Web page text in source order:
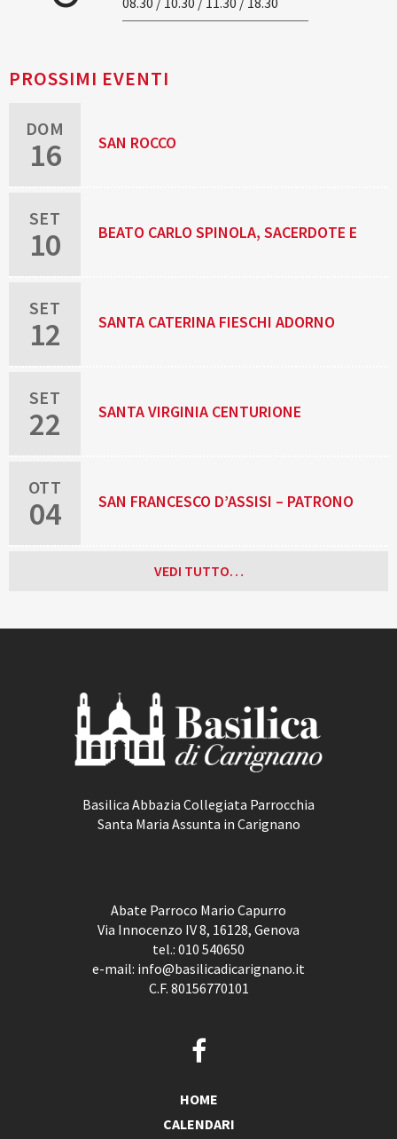
PROSSIMI EVENTI
DOM
16 SAN ROCCO
SET
10 BEATO CARLO SPINOLA, SACERDOTE E
SET
12 SANTA CATERINA FIESCHI ADORNO
SET
22 SANTA VIRGINIA CENTURIONE
OTT
04 SAN FRANCESCO D’ASSISI – PATRONO
D’ITALIAVEDI TUTTO…
Basilica Abbazia Collegiata Parrocchia
Santa Maria Assunta in Carignano
Abate Parroco Mario Capurro
Via Innocenzo IV 8, 16128, Genova
tel.: 010 540650
e-mail: info@basilicadicarignano.it
C.F. 80156770101
HOME
CALENDARI